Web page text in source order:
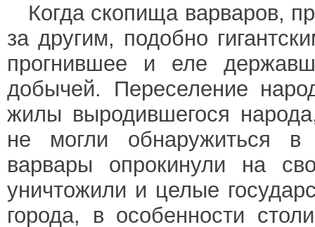
Когда скопища варваров,
за другим, подобно
прогнившее и еле
добычей. Переселение
жилы выродившегося
не могли обнаружиться
варвары опрокинули на
уничтожили и целые
города, в особенности